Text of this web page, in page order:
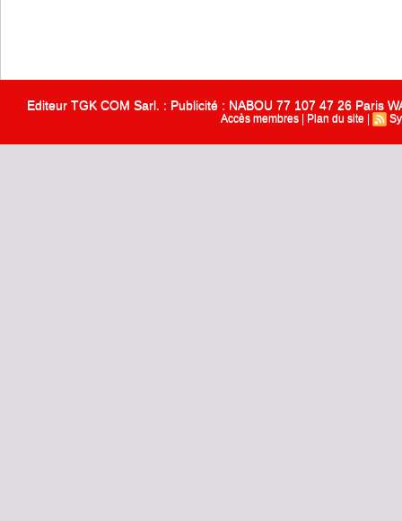
Editeur TGK COM Sarl. : Publicité : NABOU 77 107 47 26 Paris
Accès membres Plan du site